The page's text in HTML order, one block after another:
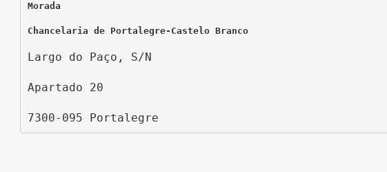
Morada
Chancelaria de Portalegre-Castelo Branco
Largo do Paço, S/N
Apartado 20
7300-095 Portalegre